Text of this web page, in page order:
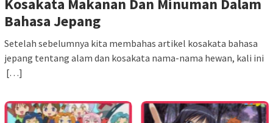
Bahasa Jepang
Setelah sebelumnya kita membahas artikel kosakata bahasa
jepang tentang alam dan kosakata nama-nama hewan, kali ini
[…]